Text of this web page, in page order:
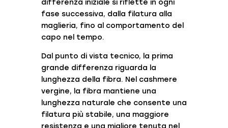
differenza iniziale si riflette in ogni
fase successiva, dalla filatura alla
maglieria, fino al comportamento del
capo nel tempo.
Dal punto di vista tecnico, la prima
grande differenza riguarda la
lunghezza della fibra. Nel cashmere
vergine, la fibra mantiene una
lunghezza naturale che consente una
filatura più stabile, una maggiore